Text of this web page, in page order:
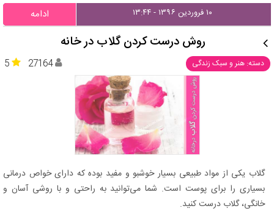
۱۰ فروردین ۱۳۹۶ - ۱۳:۴۴ ادامه
روش درست کردن گلاب در خانه
دسته: هنر و سبک زندگی 5 27164
گلاب یکی از مواد طبیعی بسیار خوشبو و مفید بوده که دارای خواص درمانی
بسیاری را برای پوست است. شما می‌توانید به راحتی و با روشی آسان و
خانگی، گلاب درست کنید.